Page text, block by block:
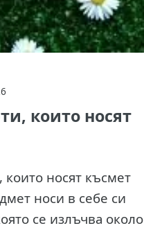
които носят
носят късмет
носи в себе си
се излъчва около